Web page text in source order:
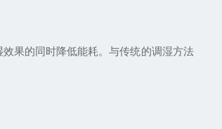
果的同时降低能耗。与传统的调湿方法